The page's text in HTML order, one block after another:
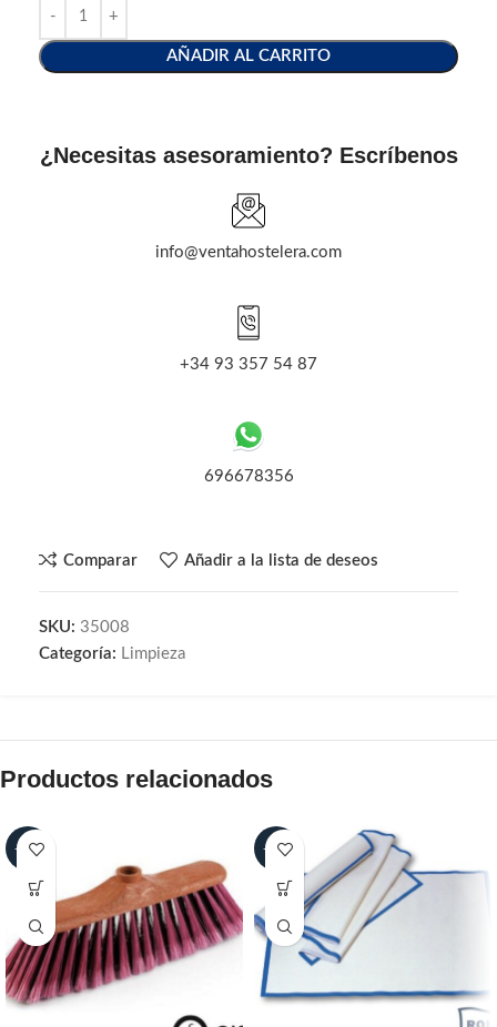
AÑADIR AL CARRITO
¿Necesitas asesoramiento? Escríbenos
info@ventahostelera.com
+34 93 357 54 87
696678356
Comparar Añadir a la lista de deseos
SKU: 35008
Categoría: Limpieza
Productos relacionados
-20% -20%